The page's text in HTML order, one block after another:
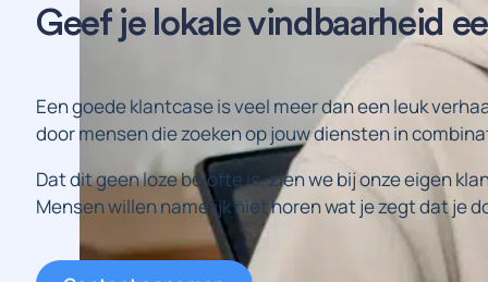
Geef je lokale vindbaarheid
Een goede klantcase is veel meer dan een leuk
door mensen die zoeken op jouw diensten in
Dat dit geen loze belofte is, zien we bij onze eigen
Mensen willen namelijk niet horen wat je zegt dat je